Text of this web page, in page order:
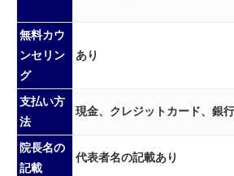
無料カウ
ンセリン
グ
あり
支払い方
法
現金、クレジットカード、銀
院長名の
記載
代表者名の記載あり